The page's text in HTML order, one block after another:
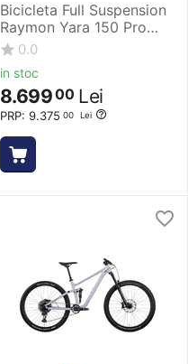
Bicicleta Full Suspension
Raymon Yara 150 Pro
2025 - 29 Inch, M, Verde
Neon - SX
0.0
in stoc
PRP: 9.375 00 Lei
8.69900 Lei